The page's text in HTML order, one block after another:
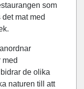
som
mat med
med
de olika
naturen till att